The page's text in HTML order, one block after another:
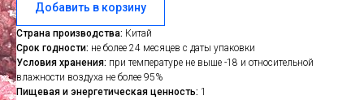
Добавить в корзину
Страна производства: Китай
Срок годности: не более 24 месяцев с даты упаковки
Условия хранения: при температуре не выше -18 и относительной
влажности воздуха не более 95%
Пищевая и энергетическая ценность: 1